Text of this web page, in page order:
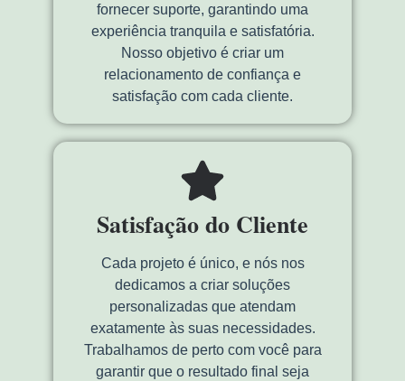
fornecer suporte, garantindo uma
experiência tranquila e satisfatória.
Nosso objetivo é criar um
relacionamento de confiança e
satisfação com cada cliente.
Satisfação do Cliente
Cada projeto é único, e nós nos
dedicamos a criar soluções
personalizadas que atendam
exatamente às suas necessidades.
Trabalhamos de perto com você para
garantir que o resultado final seja